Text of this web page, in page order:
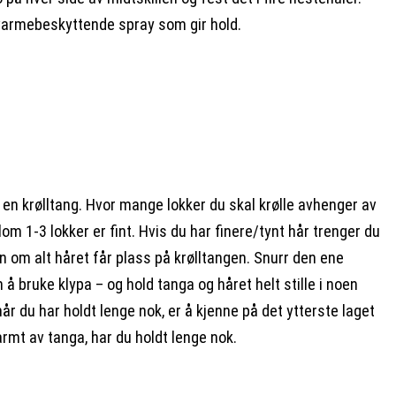
spray som gir hold.
krølltang. Hvor mange lokker du skal krølle avhenger av
1-3 lokker er fint. Hvis du har finere/tynt hår trenger du
om alt håret får plass på krølltangen. Snurr den ene
bruke klypa – og hold tanga og håret helt stille i noen
du har holdt lenge nok, er å kjenne på det ytterste laget
av tanga, har du holdt lenge nok.